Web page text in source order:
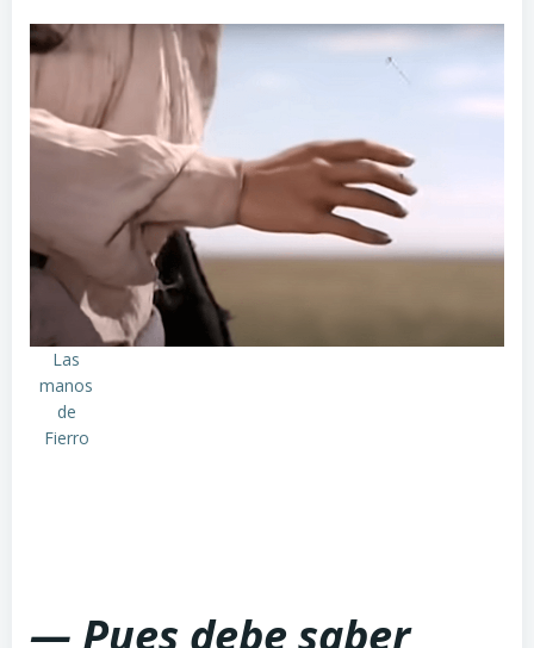
Las
manos
de
Fierro
— Pues debe saber